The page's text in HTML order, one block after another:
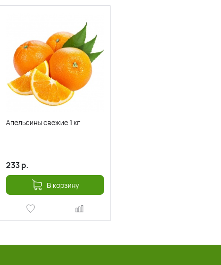
Апельсины свежие 1 кг
233р.
В корзину